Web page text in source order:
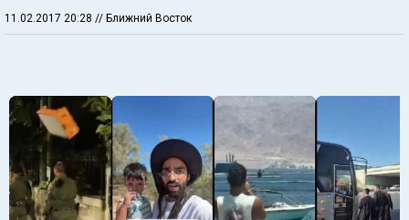
11.02.2017 20:28 // Ближний Восток